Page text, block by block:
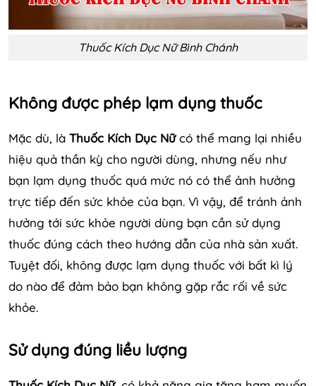
Thuốc Kích Dục Nữ Bình Chánh
Không được phép lạm dụng thuốc
Mặc dù, là Thuốc Kích Dục Nữcó thể mang lại nhiều
hiệu quả thần kỳ cho người dùng, nhưng nếu như
bạn lạm dụng thuốc quá mức nó có thể ảnh hưởng
trực tiếp đến sức khỏe của bạn. Vì vậy, để tránh ảnh
hưởng tới sức khỏe người dùng bạn cần sử dụng
thuốc đúng cách theo hướng dẫn của nhà sản xuất.
Tuyệt đối, không được lạm dụng thuốc với bất kì lý
do nào để đảm bảo bạn không gặp rắc rối về sức
khỏe.
Sử dụng đúng liều lượng